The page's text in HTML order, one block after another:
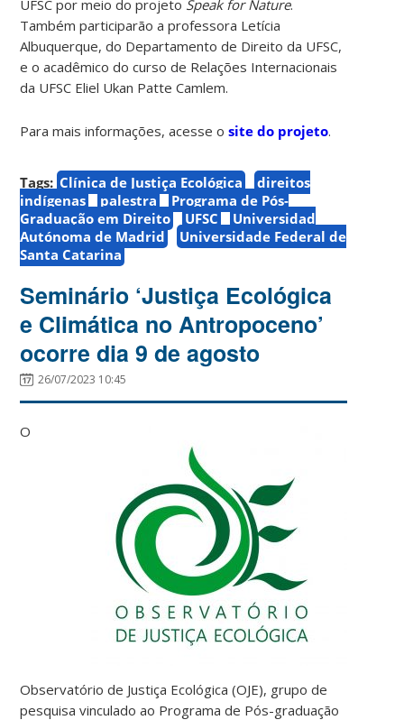
UFSC por meio do projeto Speak for Nature.
Também participarão a professora Letícia
Albuquerque, do Departamento de Direito da UFSC,
e o acadêmico do curso de Relações Internacionais
da UFSC Eliel Ukan Patte Camlem.
Para mais informações, acesse osite do projeto.
Tags: Clínica de Justiça Ecológica
direitos
indígenas
palestra
Programa de Pós-
Graduação em Direito
UFSC
Universidad
Autónoma de Madrid
Universidade Federal de
Santa Catarina
Seminário ‘Justiça Ecológica
e Climática no Antropoceno’
ocorre dia 9 de agosto
26/07/2023 10:45
O
Observatório de Justiça Ecológica (OJE), grupo de
pesquisa vinculado ao Programa de Pós-graduação